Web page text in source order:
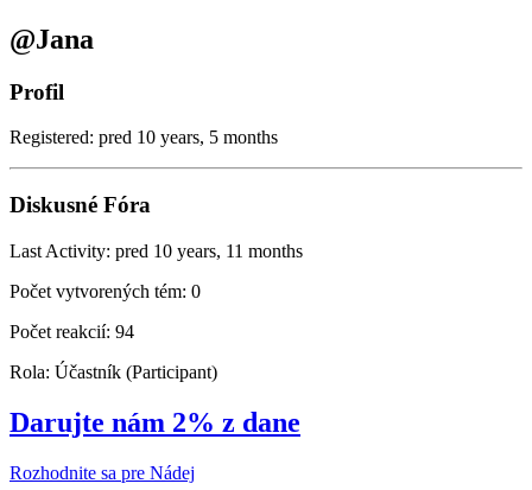
@Jana
Profil
Registered: pred 10 years, 5 months
Diskusné Fóra
Last Activity: pred 10 years, 11 months
Počet vytvorených tém: 0
Počet reakcií: 94
Rola: Účastník (Participant)
Darujte nám 2% z dane
Rozhodnite sa pre Nádej